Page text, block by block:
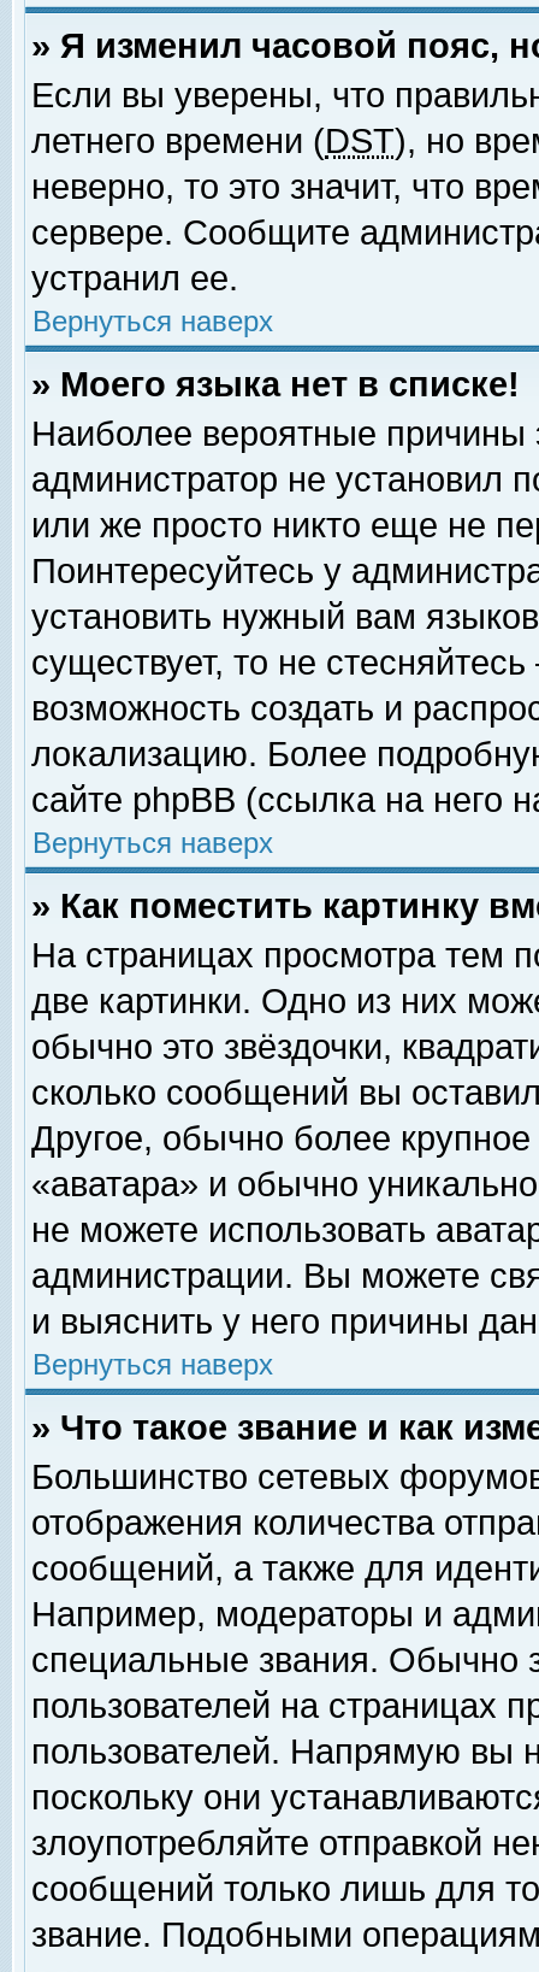
» Я изменил часовой пояс,
Если вы уверены, что
летнего времени (DST), но
неверно, то это значит, что
сервере. Сообщите
устранил ее.
Вернуться наверх
» Моего языка нет в списке!
Наиболее вероятные причины
администратор не установил
или же просто никто еще не
Поинтересуйтесь у
установить нужный вам
существует, то не
возможность создать и
локализацию. Более
сайте phpBB (ссылка на него
Вернуться наверх
» Как поместить картинку
На страницах просмотра тем
две картинки. Одно из них
обычно это звёздочки,
сколько сообщений вы
Другое, обычно более
«аватара» и обычно
не можете использовать
администрации. Вы можете
и выяснить у него причины
Вернуться наверх
» Что такое звание и как
Большинство сетевых
отображения количества
сообщений, а также для
Например, модераторы и
специальные звания. Обычно
пользователей на страницах
пользователей. Напрямую вы
поскольку они
злоупотребляйте отправкой
сообщений только лишь для
звание. Подобными